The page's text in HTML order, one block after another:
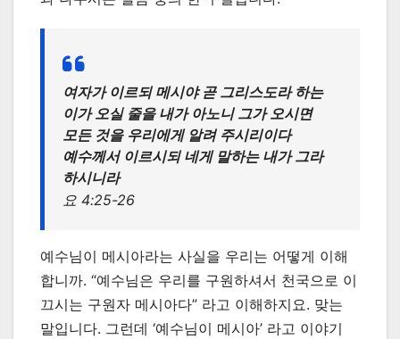
여자가 이르되 메시야 곧 그리스도라 하는
이가 오실 줄을 내가 아노니 그가 오시면
모든 것을 우리에게 알려 주시리이다
예수께서 이르시되 네게 말하는 내가 그라
하시니라
요 4:25-26
예수님이 메시아라는 사실을 우리는 어떻게 이해
합니까. “예수님은 우리를 구원하셔서 천국으로 이
끄시는 구원자 메시아다” 라고 이해하지요. 맞는
말입니다. 그런데 ‘예수님이 메시아’ 라고 이야기